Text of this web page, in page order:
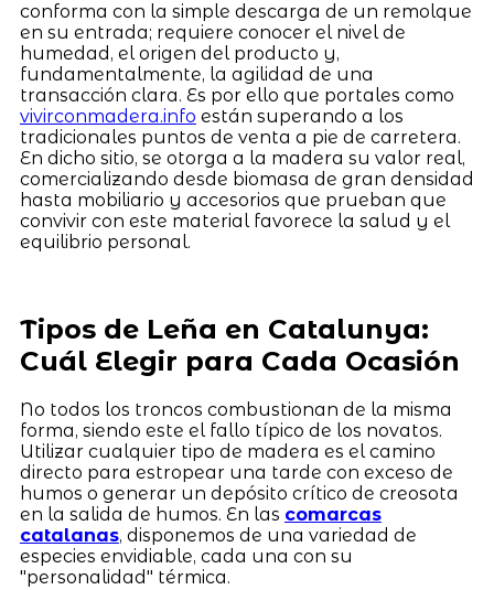
conforma con la simple descarga de un remolque
en su entrada; requiere conocer el nivel de
humedad, el origen del producto y,
fundamentalmente, la agilidad de una
transacción clara. Es por ello que portales como
vivirconmadera.info están superando a los
tradicionales puntos de venta a pie de carretera.
En dicho sitio, se otorga a la madera su valor real,
comercializando desde biomasa de gran densidad
hasta mobiliario y accesorios que prueban que
convivir con este material favorece la salud y el
equilibrio personal.
Tipos de Leña en Catalunya:
Cuál Elegir para Cada Ocasión
No todos los troncos combustionan de la misma
forma, siendo este el fallo típico de los novatos.
Utilizar cualquier tipo de madera es el camino
directo para estropear una tarde con exceso de
humos o generar un depósito crítico de creosota
en la salida de humos. En las comarcas
catalanas, disponemos de una variedad de
especies envidiable, cada una con su
"personalidad" térmica.